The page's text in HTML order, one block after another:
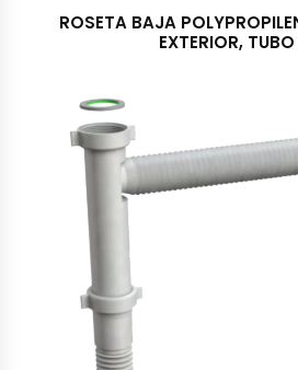
ROSETA BAJA
EXTERIOR,